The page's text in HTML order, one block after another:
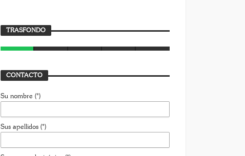
TRASFONDO
JAVIER BUSTAMANTE
CONTACTO
Su nombre (*)
Sus apellidos (*)